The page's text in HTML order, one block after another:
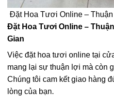
Đặt Hoa Tươi Online –
Đặt Hoa Tươi Online –
Gian
Việc đặt hoa tươi online tại
mang lại sự thuận lợi mà còn
Chúng tôi cam kết giao hàng
lòng của bạn.